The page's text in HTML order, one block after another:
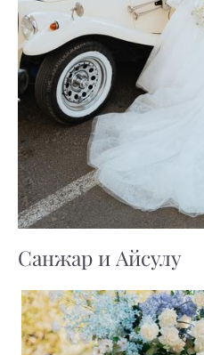
Санжар и Айсулу